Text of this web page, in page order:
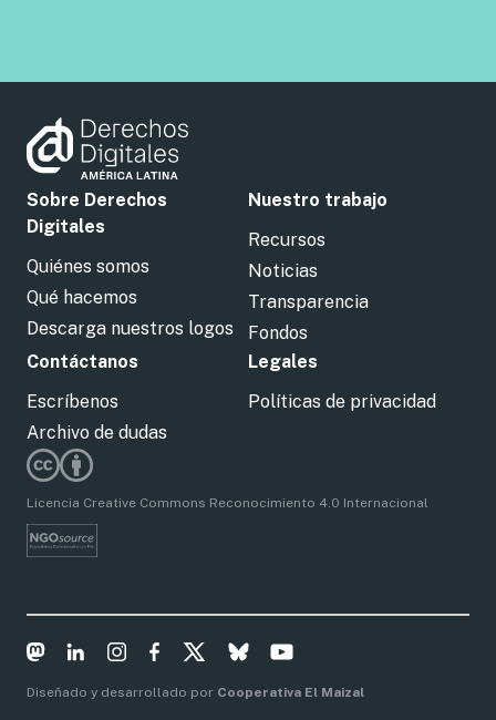
Sobre Derechos
Digitales
Quiénes somos
Qué hacemos
Descarga nuestros logos
Nuestro trabajo
Recursos
Noticias
Transparencia
Fondos
Contáctanos
Escríbenos
Archivo de dudas
Legales
Políticas de privacidad
Licencia Creative Commons Reconocimiento 4.0 Internacional
Diseñado y desarrollado por Cooperativa El Maizal